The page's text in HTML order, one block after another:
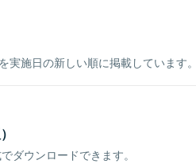
施日の新しい順に掲載しています。
ダウンロードできます。